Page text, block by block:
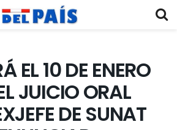
EL 10 DE ENERO
JUICIO ORAL
DE SUNAT